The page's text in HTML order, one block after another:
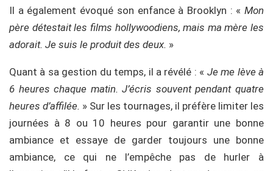
Il a également évoqué son enfance à Brooklyn : « Mon
père détestait les films hollywoodiens, mais ma mère les
adorait. Je suis le produit des deux. »
Quant à sa gestion du temps, il a révélé : « Je me lève à
6 heures chaque matin. J’écris souvent pendant quatre
heures d’affilée. » Sur les tournages, il préfère limiter les
journées à 8 ou 10 heures pour garantir une bonne
ambiance et essaye de garder toujours une bonne
ambiance, ce qui ne l’empêche pas de hurler à